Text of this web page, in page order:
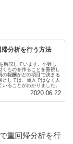
分析を行う方法
解説しています。小難し
くものを作ることを重視し
の報酬がどの項目で決まる
しては、歳入ではなく人
ることがわかりました。
2020.06.22
重回帰分析を行